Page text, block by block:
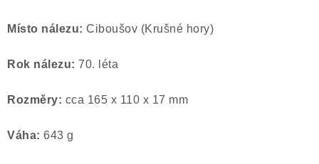
Místo nálezu: Ciboušov (Krušné hory)
Rok nálezu: 70. léta
Rozměry: cca 165 x 110 x 17 mm
Váha: 643 g